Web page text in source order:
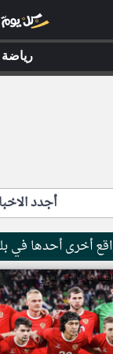
أجدد
أخرى أحدها في
من ار تي عربي
رياضة